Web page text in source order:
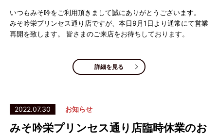
いつもみそ吟をご利用頂きまして誠にありがとうございます。
みそ吟栄プリンセス通り店ですが、本日9月1日より通常にて営業
再開を致します。 皆さまのご来店をお待ちしております。
詳細を見る
2022.07.30 お知らせ
みそ吟栄プリンセス通り店臨時休業のお